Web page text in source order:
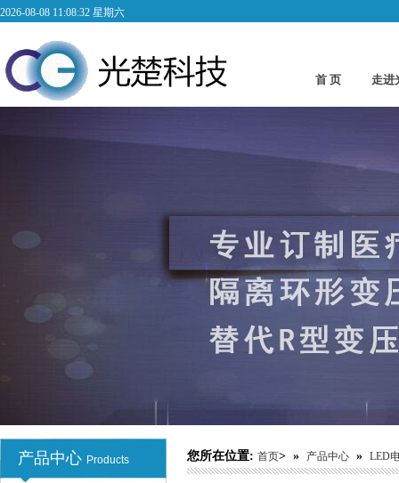
2026-08-08 11:08:33 星期六
首 页 走进
产品中心 Products
低频变压器
您所在位置: 首页> » 产品中心 » LED